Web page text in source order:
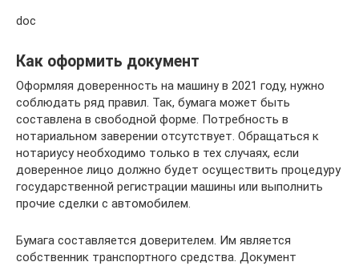
doc
Как оформить документ
Оформляя доверенность на машину в 2021 году, нужно
соблюдать ряд правил. Так, бумага может быть
составлена в свободной форме. Потребность в
нотариальном заверении отсутствует. Обращаться к
нотариусу необходимо только в тех случаях, если
доверенное лицо должно будет осуществить процедуру
государственной регистрации машины или выполнить
прочие сделки с автомобилем.
Бумага составляется доверителем. Им является
собственник транспортного средства. Документ